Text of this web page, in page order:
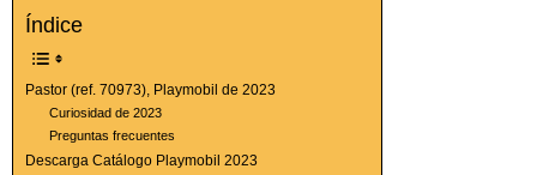
Índice
Pastor (ref. 70973), Playmobil de 2023
Curiosidad de 2023
Preguntas frecuentes
Descarga Catálogo Playmobil 2023